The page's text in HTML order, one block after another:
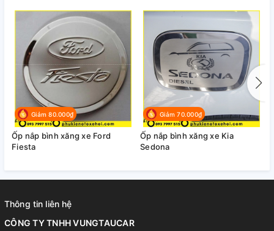
Giảm 80.000₫
Ốp nắp bình xăng xe Ford
Fiesta
Giảm 70.000₫
Ốp nắp bình xăng xe Kia
Sedona
Thông tin liên hệ
CÔNG TY TNHH VUNGTAUCAR